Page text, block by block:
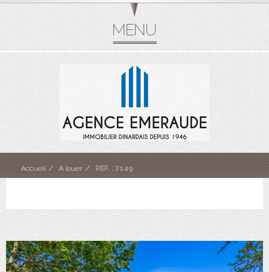
Accueil A louer REF. : 7149